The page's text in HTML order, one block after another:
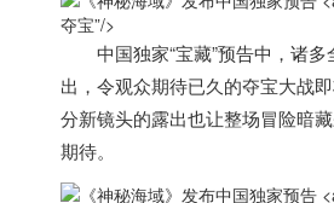
夺宝”/>
中国独家“宝藏”预告中，诸多
出，令观众期待已久的夺宝大战
分新镜头的露出也让整场冒险暗
期待。